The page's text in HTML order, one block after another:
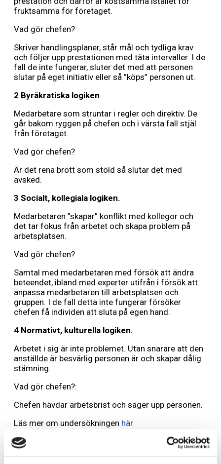
fruktsamma för företaget.
Vad gör chefen?
Skriver handlingsplaner, står mål och tydliga krav
och följer upp prestationen med täta intervaller. I de
fall de inte fungerar, sluter det med att personen
slutar på eget initiativ eller så ”köps” personen ut.
2 Byråkratiska logiken.
Medarbetare som struntar i regler och direktiv. De
går bakom ryggen på chefen och i värsta fall stjäl
från företaget.
Vad gör chefen?
Är det rena brott som stöld så slutar det med
avsked.
3 Socialt, kollegiala logiken.
Medarbetaren ”skapar” konflikt med kollegor och
det tar fokus från arbetet och skapa problem på
arbetsplatsen.
Vad gör chefen?
Samtal med medarbetaren med försök att ändra
beteendet, ibland med experter utifrån i försök att
anpassa medarbetaren till arbetsplatsen och
gruppen. I de fall detta inte fungerar försöker
chefen få individen att sluta på egen hand.
4 Normativt, kulturella logiken.
Arbetet i sig är inte problemet. Utan snarare att den
anställde är besvärlig personen är och skapar dålig
stämning.
Vad gör chefen?:
Chefen hävdar arbetsbrist och säger upp personen.
Läs mer om undersökningen här